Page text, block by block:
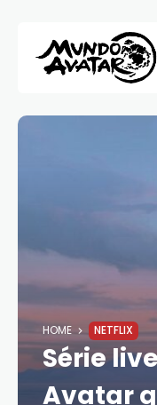
HOME NETFLIX
Série
Avatar